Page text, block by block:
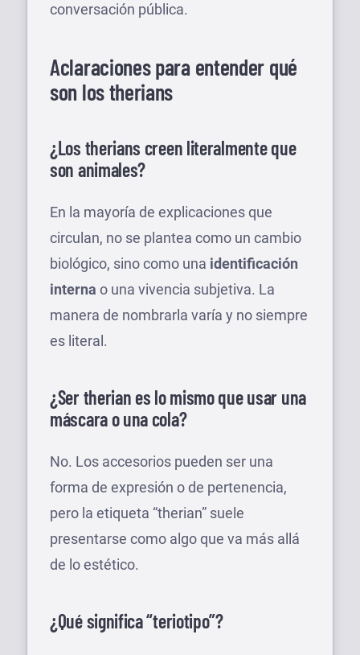
conversación pública.
Aclaraciones para entender qué
son los therians
¿Los therians creen literalmente que
son animales?
En la mayoría de explicaciones que
circulan, no se plantea como un cambio
biológico, sino como una identificación
interna o una vivencia subjetiva. La
manera de nombrarla varía y no siempre
es literal.
¿Ser therian es lo mismo que usar una
máscara o una cola?
No. Los accesorios pueden ser una
forma de expresión o de pertenencia,
pero la etiqueta “therian” suele
presentarse como algo que va más allá
de lo estético.
¿Qué significa “teriotipo”?